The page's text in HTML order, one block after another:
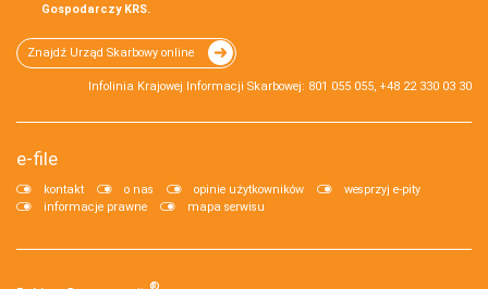
Gospodarczy KRS.
Znajdź Urząd Skarbowy online
Infolinia Krajowej Informacji Skarbowej: 801 055 055, +48 22 330 03 30
e-file
kontakt o nas opinie użytkowników
wesprzyj e-pity
informacje prawne
mapa serwisu